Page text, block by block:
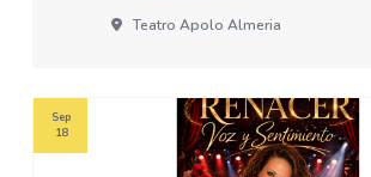
Teatro Apolo Almeria
Sep
18